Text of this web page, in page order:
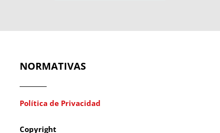
NORMATIVAS
Política de Privacidad
Copyright